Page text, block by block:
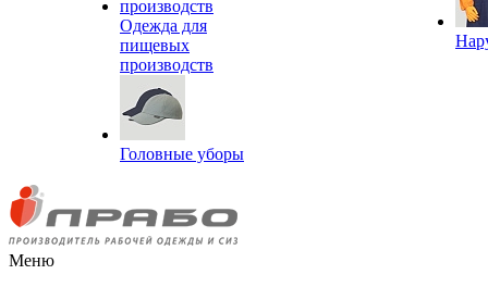
Одежда для
пищевых
производств
Головные уборы
Меню